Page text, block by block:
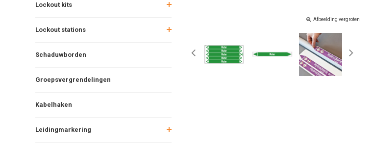
Lockout kits
Lockout stations
Schaduwborden
Groepsvergrendelingen
Kabelhaken
Leidingmarkering
Afbeelding vergroten